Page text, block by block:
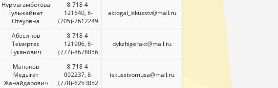
Нурмагамбетова
Гульжайнат
Отеуовна
8-718-4-
121640, 8-
(705)-7612249
aktogai_iskusstv@mail.ru
Абесинов
Темиртас
Туканович
8-718-4-
121906, 8-
(777)-8678856
dykzhigerakt@mail.ru
Манапов
Медыгат
Жанайдарович
8-718-4-
092237, 8-
(778)-6253852
iskusstvomusa@mail.ru